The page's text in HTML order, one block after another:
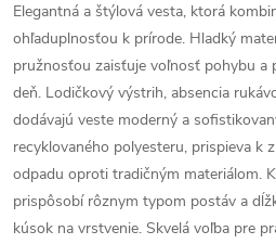
Elegantná a štýlová vesta, ktorá
ohľaduplnosťou k prírode. Hladký
pružnosťou zaisťuje voľnosť pohybu a
deň. Lodičkový výstrih, absencia
dodávajú veste moderný a
recyklovaného polyesteru, prispieva k
odpadu oproti tradičným materiálom.
prispôsobí rôznym typom postáv a
kúsok na vrstvenie. Skvelá voľba pre